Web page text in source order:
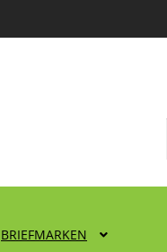
BRIEFMARKEN